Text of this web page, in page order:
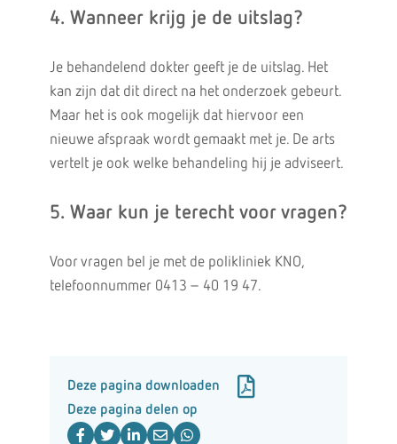
4. Wanneer krijg je de uitslag?
Je behandelend dokter geeft je de uitslag. Het
kan zijn dat dit direct na het onderzoek gebeurt.
Maar het is ook mogelijk dat hiervoor een
nieuwe afspraak wordt gemaakt met je. De arts
vertelt je ook welke behandeling hij je adviseert.
5. Waar kun je terecht voor vragen?
Voor vragen bel je met de polikliniek KNO,
telefoonnummer 0413 – 40 19 47.
Deze pagina downloaden
Deze pagina delen op